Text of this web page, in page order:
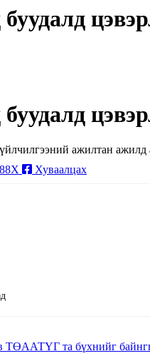
үйлчилгээний ажилтан
Хуваалцах